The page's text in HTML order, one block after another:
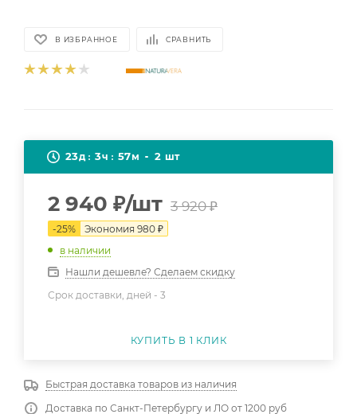
В ИЗБРАННОЕ СРАВНИТЬ
23д 3ч 57м 2 шт
2 940 ₽/шт 3 920₽
-25% Экономия 980 ₽
в наличии
Нашли дешевле? Сделаем скидку
Срок доставки, дней - 3
КУПИТЬ В 1 КЛИК
Быстрая доставка товаров из наличия
Доставка по Санкт-Петербургу и ЛО от 1200 руб